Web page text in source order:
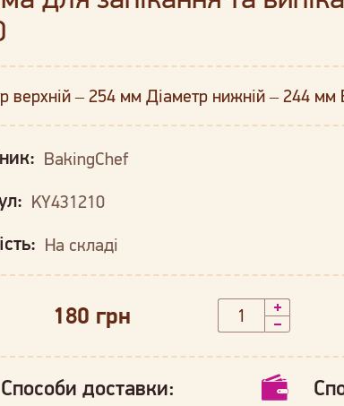
верхній – 254 мм Діаметр нижній – 244 мм
BakingChef
KY431210
На складі
180 грн
Способи доставки: